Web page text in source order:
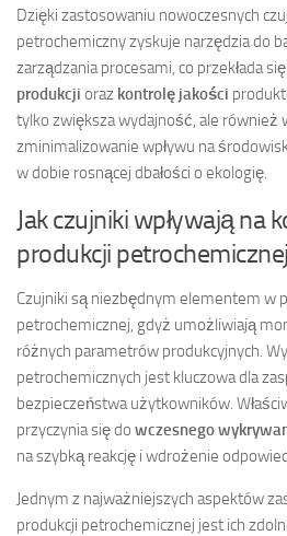
Dzięki zastosowaniu nowoczesnych
petrochemiczny zyskuje narzędzia do
zarządzania procesami, co przekłada
produkcji oraz kontrolę jakości
tylko zwiększa wydajność, ale również
zminimalizowanie wpływu na
w dobie rosnącej dbałości o ekologię.
Jak czujniki wpływają na
produkcji
Czujniki są niezbędnym elementem w
petrochemicznej, gdyż umożliwiają
różnych parametrów produkcyjnych.
petrochemicznych jest kluczowa dla
bezpieczeństwa użytkowników.
przyczynia się do wczesnego
na szybką reakcję i wdrożenie
Jednym z najważniejszych aspektów
produkcji petrochemicznej jest ich